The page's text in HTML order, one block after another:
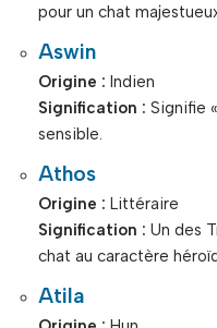
pour un chat
Aswin
Origine : Indien
Signification : Signifie
sensible.
Athos
Origine : Littéraire
Signification : Un des
chat au caractère
Atila